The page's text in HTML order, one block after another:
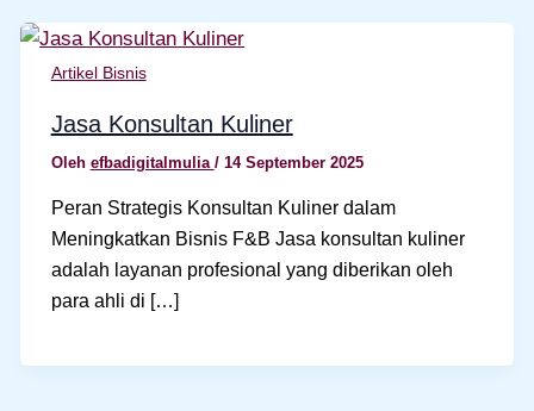
Artikel Bisnis
Jasa Konsultan Kuliner
Oleh efbadigitalmulia / 14 September 2025
Peran Strategis Konsultan Kuliner dalam
Meningkatkan Bisnis F&B Jasa konsultan kuliner
adalah layanan profesional yang diberikan oleh
para ahli di […]